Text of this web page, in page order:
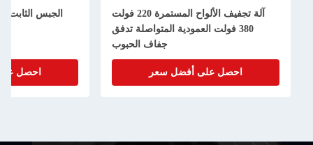
آلة تجفيف الألواح المستمرة 220 فولت
380 فولت العمودية المتواصلة تدفق
جفاف الحبوب
احصل على أفضل سعر
الجبس الثابت
احصل